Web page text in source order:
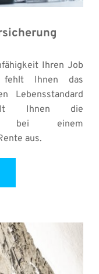
Ihren Job
fehlt Ihnen das
Lebensstandard
Ihnen die
bei einem
aus.